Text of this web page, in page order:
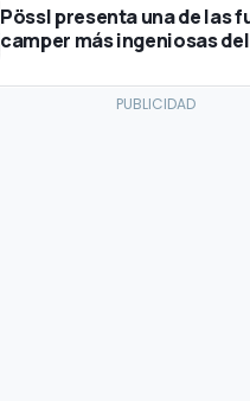
Pössl presenta una de las
camper más ingeniosas